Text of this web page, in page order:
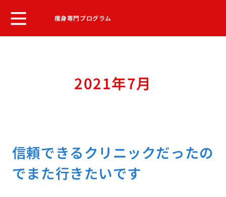
痩身専門プログラム
2021年7月
信頼できるクリニックだったの
でまた行きたいです